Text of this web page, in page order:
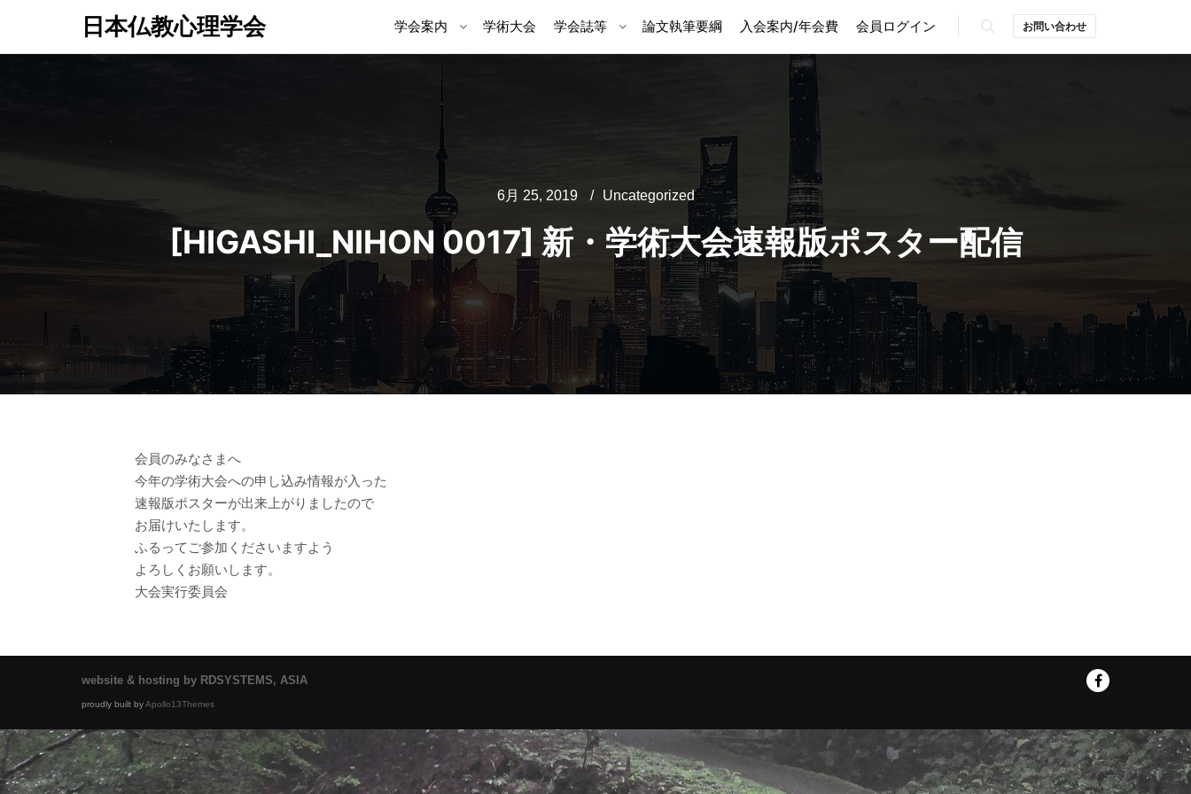
日本仏教心理学会 学会案内 学術大会 学会誌等 論文執筆要綱 入会案内/年会費 会員ログイン お問い合わせ
6月 25, 2019 Uncategorized
[HIGASHI_NIHON 0017] 新・学術大会速報版ポスター配信
会員のみなさまへ
今年の学術大会への申し込み情報が入った
速報版ポスターが出来上がりましたので
お届けいたします。
ふるってご参加くださいますよう
よろしくお願いします。
大会実行委員会
website & hosting by RDSYSTEMS, ASIA
proudly built byApollo13Themes